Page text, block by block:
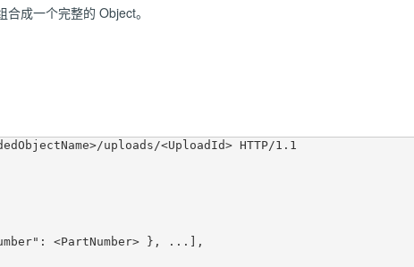
成一个完整的 Object。
uploads/<UploadId> HTTP/1.1